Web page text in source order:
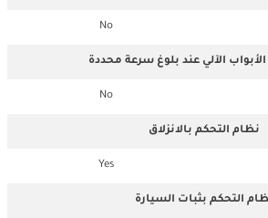
No
الآلي عند بلوغ سرعة محددة
No
نظام التحكم بالانزلاق
Yes
التحكم بثبات السيارة